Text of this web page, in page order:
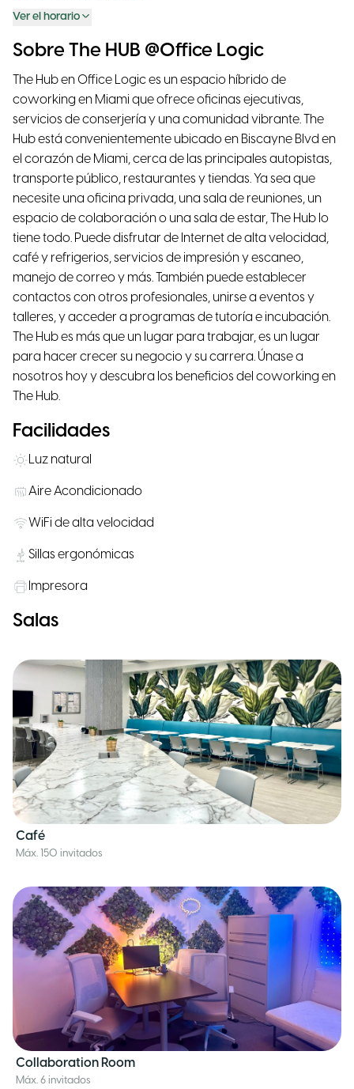
Ver el horario
Sobre The HUB @Office Logic
The Hub en Office Logic es un espacio híbrido de
coworking en Miami que ofrece oficinas ejecutivas,
servicios de conserjería y una comunidad vibrante. The
Hub está convenientemente ubicado en Biscayne Blvd en
el corazón de Miami, cerca de las principales autopistas,
transporte público, restaurantes y tiendas. Ya sea que
necesite una oficina privada, una sala de reuniones, un
espacio de colaboración o una sala de estar, The Hub lo
tiene todo. Puede disfrutar de Internet de alta velocidad,
café y refrigerios, servicios de impresión y escaneo,
manejo de correo y más. También puede establecer
contactos con otros profesionales, unirse a eventos y
talleres, y acceder a programas de tutoría e incubación.
The Hub es más que un lugar para trabajar, es un lugar
para hacer crecer su negocio y su carrera. Únase a
nosotros hoy y descubra los beneficios del coworking en
The Hub.
Facilidades
Luz natural
Aire Acondicionado
WiFi de alta velocidad
Sillas ergonómicas
Impresora
Salas
Café
Máx. 150 invitados
Collaboration Room
Máx. 6 invitados